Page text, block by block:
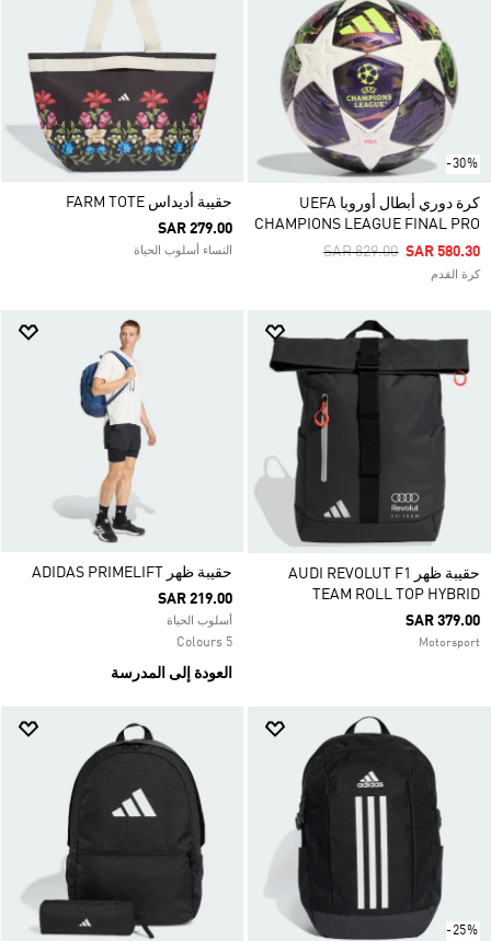
-30%
كرة دوري أبطال أوروبا UEFA
CHAMPIONS LEAGUE FINAL PRO
Price Reduced From
SAR 829.00ToSAR 580.30
كرة القدم
حقيبة أديداس FARM TOTE
SAR 279.00
النساء أسلوب الحياة
حقيبة ظهر AUDI REVOLUT F1
TEAM ROLL TOP HYBRID
SAR 379.00
Motorsport
حقيبة ظهر ADIDAS PRIMELIFT
SAR 219.00
أسلوب الحياة
5 Colours
العودة إلى المدرسة
-25%